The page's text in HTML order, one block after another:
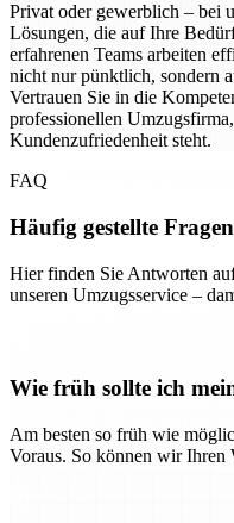
Privat oder gewerblich – bei
Lösungen, die auf Ihre
erfahrenen Teams arbeiten
nicht nur pünktlich, sondern
Vertrauen Sie in die
professionellen
Kundenzufriedenheit steht.
FAQ
Häufig gestellte Fragen
Hier finden Sie Antworten
unseren Umzugsservice –
Wie früh sollte ich
Am besten so früh wie
Voraus. So können wir Ihren